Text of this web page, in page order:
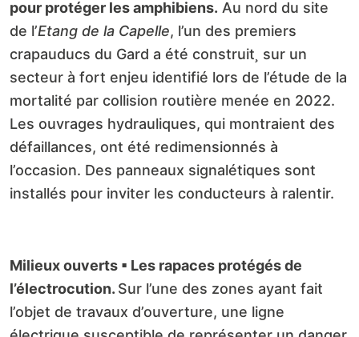
pour protéger les amphibiens. Au nord du site
de l’Etang de la Capelle, l’un des premiers
crapauducs du Gard a été construit sur un
secteur à fort enjeu identifié lors de l’étude de la
mortalité par collision routière menée en 2022.
Les ouvrages hydrauliques, qui montraient des
défaillances, ont été redimensionnés à
l’occasion. Des panneaux signalétiques sont
installés pour inviter les conducteurs à ralentir.
Milieux ouverts ▪ Les rapaces protégés de
l’électrocution. Sur l’une des zones ayant fait
l’objet de travaux d’ouverture, une ligne